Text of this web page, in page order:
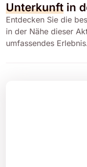
Unterkunft in
Entdecken Sie die
in der Nähe dieser
umfassendes